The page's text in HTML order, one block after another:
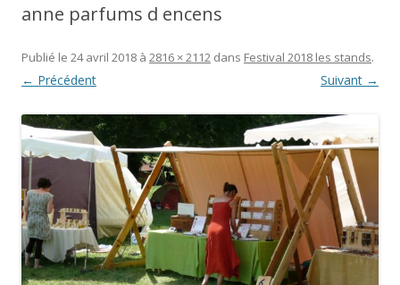
anne parfums d encens
Publié le 24 avril 2018 à 2816 × 2112 dans Festival 2018 les stands.
← Précédent Suivant →